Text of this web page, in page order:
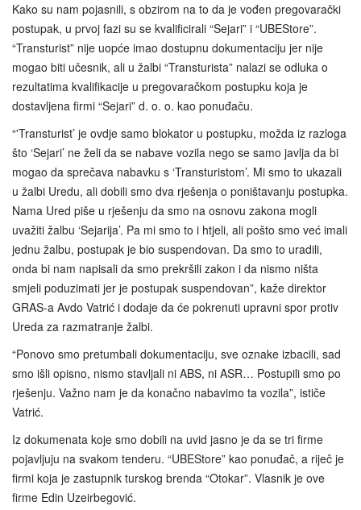
Kako su nam pojasnili, s obzirom na to da je vođen pregovarački
postupak, u prvoj fazi su se kvalificirali “Sejari” i “UBEStore”.
“Transturist” nije uopće imao dostupnu dokumentaciju jer nije
mogao biti učesnik, ali u žalbi “Transturista” nalazi se odluka o
rezultatima kvalifikacije u pregovaračkom postupku koja je
dostavljena firmi “Sejari” d. o. o. kao ponuđaču.
“'Transturist’ je ovdje samo blokator u postupku, možda iz razloga
što ‘Sejari’ ne želi da se nabave vozila nego se samo javlja da bi
mogao da sprečava nabavku s ‘Transturistom’. Mi smo to ukazali
u žalbi Uredu, ali dobili smo dva rješenja o poništavanju postupka.
Nama Ured piše u rješenju da smo na osnovu zakona mogli
uvažiti žalbu ‘Sejarija’. Pa mi smo to i htjeli, ali pošto smo već imali
jednu žalbu, postupak je bio suspendovan. Da smo to uradili,
onda bi nam napisali da smo prekršili zakon i da nismo ništa
smjeli poduzimati jer je postupak suspendovan”, kaže direktor
GRAS-a Avdo Vatrić i dodaje da će pokrenuti upravni spor protiv
Ureda za razmatranje žalbi.
“Ponovo smo pretumbali dokumentaciju, sve oznake izbacili, sad
smo išli opisno, nismo stavljali ni ABS, ni ASR… Postupili smo po
rješenju. Važno nam je da konačno nabavimo ta vozila”, ističe
Vatrić.
Iz dokumenata koje smo dobili na uvid jasno je da se tri firme
pojavljuju na svakom tenderu. “UBEStore” kao ponuđač, a riječ je
firmi koja je zastupnik turskog brenda “Otokar”. Vlasnik je ove
firme Edin Uzeirbegović.